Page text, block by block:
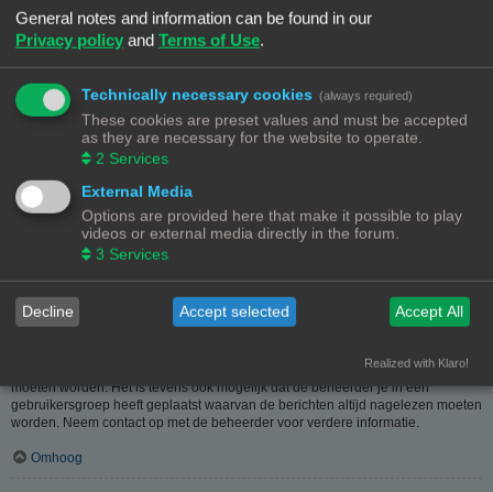
heeft hier dus in geen geval iets mee te maken.
Omhoog
Hoe kan ik berichten aan een moderator melden?
Als de beheerder het toelaat, kun je op de hiervoor dienende knop klikken bij
het bericht. Als je hierop geklikt hebt, moet je een paar verplichte stappen
volgen om de melding te versturen.
Waarvoor dient de "Opslaan"-knop bij het plaatsen van een bericht?
Hiermee kun je berichten opslaan om ze dan later af te werken en te plaatsen.
Een opgeslagen bericht kun je, via de bijhorende optie, in het
Omhoog
De beheerder kan beslist hebben dat geplaatste berichten eerst nagekeken
moeten worden. Het is tevens ook mogelijk dat de beheerder je in een
gebruikersgroep heeft geplaatst waarvan de berichten altijd nagelezen moeten
worden. Neem contact op met de beheerder voor verdere informatie.
Omhoog
General notes and information can be found in our
Privacy policy and Terms of Use.
Technically necessary cookies (always required)
These cookies are preset values and must be accepted
as they are necessary for the website to operate.
2 Services
External Media
Options are provided here that make it possible to play
videos or external media directly in the forum.
3 Services
Decline Accept selected Accept All
Realized with Klaro!